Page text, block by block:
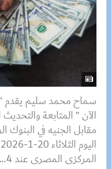
سماح محمد سليم يقدم
الآن ” المتابعة
مقابل الجنيه في البنوك
المركزى المصرى عند 4...